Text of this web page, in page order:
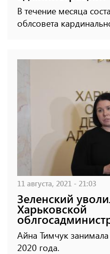
В течение месяца
облсовета
11 августа, 2021 - 21:03
Зеленский
Харьковской
Айна Тимчук
2020 года.